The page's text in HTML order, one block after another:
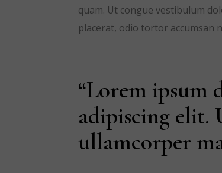
quam. Ut congue vestibulum
placerat, odio tortor accumsan
“Lorem ipsum
adipiscing elit.
ullamcorper